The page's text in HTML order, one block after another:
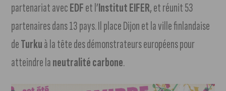
partenariat avecEDFet l’Institut EIFER, et réunit 53
partenaires dans 13 pays. Il place Dijon et la ville finlandaise
deTurkuà la tête des démonstrateurs européens pour
atteindre laneutralité carbone.